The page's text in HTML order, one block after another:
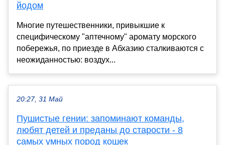
йодом
Многие путешественники, привыкшие к
специфическому "аптечному" аромату морского
побережья, по приезде в Абхазию сталкиваются с
неожиданностью: воздух...
20:27, 31 Май
Пушистые гении: запоминают команды,
любят детей и преданы до старости - 8
самых умных пород кошек